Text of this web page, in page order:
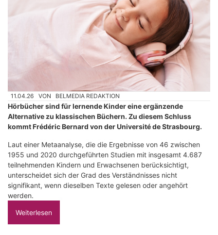
11.04.26 VON BELMEDIA REDAKTION
Hörbücher sind für lernende Kinder eine ergänzende
Alternative zu klassischen Büchern. Zu diesem Schluss
kommt Frédéric Bernard von der Université de Strasbourg.
Laut einer Metaanalyse, die die Ergebnisse von 46 zwischen
1955 und 2020 durchgeführten Studien mit insgesamt 4.687
teilnehmenden Kindern und Erwachsenen berücksichtigt,
unterscheidet sich der Grad des Verständnisses nicht
signifikant, wenn dieselben Texte gelesen oder angehört
werden.
Weiterlesen